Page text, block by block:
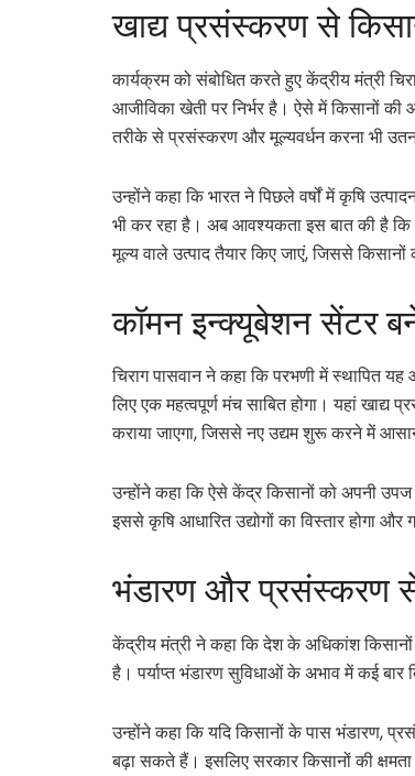
खाद्य प्रसंस्करण से
कार्यक्रम को संबोधित करते हुए केंद्रीय मंत्री
आजीविका खेती पर निर्भर है। ऐसे में किसानों की
तरीके से प्रसंस्करण और मूल्यवर्धन करना भी
उन्होंने कहा कि भारत ने पिछले वर्षों में कृषि
भी कर रहा है। अब आवश्यकता इस बात की है
मूल्य वाले उत्पाद तैयार किए जाएं, जिससे
कॉमन इन्क्यूबेशन सेंटर
चिराग पासवान ने कहा कि परभणी में स्थापित
लिए एक महत्वपूर्ण मंच साबित होगा। यहां
कराया जाएगा, जिससे नए उद्यम शुरू करने में
उन्होंने कहा कि ऐसे केंद्र किसानों को अपनी
इससे कृषि आधारित उद्योगों का विस्तार होगा और
भंडारण और प्रसंस्करण
केंद्रीय मंत्री ने कहा कि देश के अधिकांश
है। पर्याप्त भंडारण सुविधाओं के अभाव में कई बार
उन्होंने कहा कि यदि किसानों के पास भंडारण,
बढ़ा सकते हैं। इसलिए सरकार किसानों की